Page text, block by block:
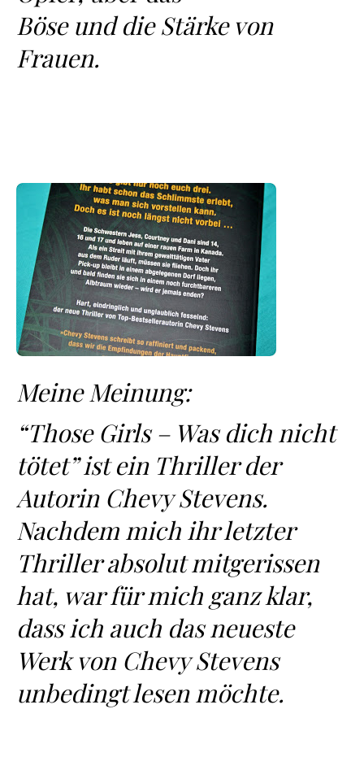
Böse und die Stärke von
Frauen.
Meine Meinung:
“Those Girls – Was dich nicht
tötet” ist ein Thriller der
Autorin Chevy Stevens.
Nachdem mich ihr letzter
Thriller absolut mitgerissen
hat, war für mich ganz klar,
dass ich auch das neueste
Werk von Chevy Stevens
unbedingt lesen möchte.